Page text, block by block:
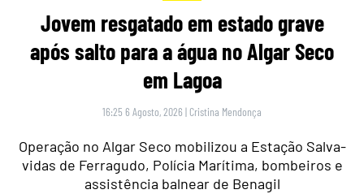
Jovem resgatado em estado grave
após salto para a água no Algar Seco
em Lagoa
16:25 6 Agosto, 2026 | Cristina Mendonça
Operação no Algar Seco mobilizou a Estação Salva-
vidas de Ferragudo, Polícia Marítima, bombeiros e
assistência balnear de Benagil